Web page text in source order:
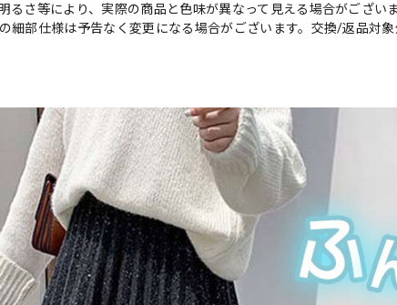
るさ等により、実際の商品と色味が異なって見える場合がございま
細部仕様は予告なく変更になる場合がございます。交換/返品対象